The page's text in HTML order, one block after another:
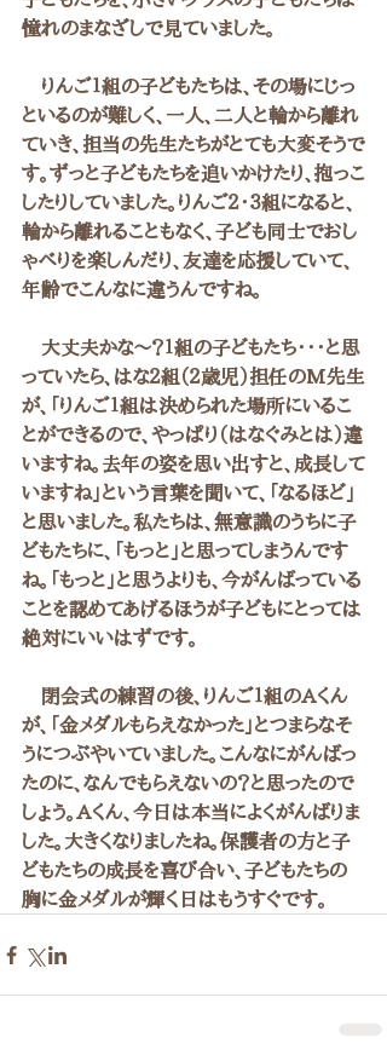
憧れのまなざしで見ていました。
りんご１組の子どもたちは、その場にじっ
といるのが難しく、一人、二人と輪から離れ
ていき、担当の先生たちがとても大変そうで
す。ずっと子どもたちを追いかけたり、抱っこ
したりしていました。りんご２・３組になると、
輪から離れることもなく、子ども同士でおし
ゃべりを楽しんだり、友達を応援していて、
年齢でこんなに違うんですね。
大丈夫かな～？１組の子どもたち・・・と思
っていたら、はな２組（２歳児）担任のM先生
が、「りんご１組は決められた場所にいるこ
とができるので、やっぱり（はなぐみとは）違
いますね。去年の姿を思い出すと、成長して
いますね」という言葉を聞いて、「なるほど」
と思いました。私たちは、無意識のうちに子
どもたちに、「もっと」と思ってしまうんです
ね。「もっと」と思うよりも、今がんばっている
ことを認めてあげるほうが子どもにとっては
絶対にいいはずです。
閉会式の練習の後、りんご１組のAくん
が、「金メダルもらえなかった」とつまらなそ
うにつぶやいていました。こんなにがんばっ
たのに、なんでもらえないの？と思ったので
しょう。Aくん、今日は本当によくがんばりま
した。大きくなりましたね。保護者の方と子
どもたちの成長を喜び合い、子どもたちの
胸に金メダルが輝く日はもうすぐです。